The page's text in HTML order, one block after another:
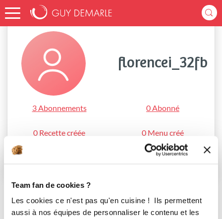
Team fan de cookies ?
Les cookies ce n'est pas qu'en cuisine ! Ils permettent
aussi à nos équipes de personnaliser le contenu et les
Accueil florencei_32fb
florencei_32fb
3 Abonnements 0 Abonné
0 Recette créée 0 Menu créé